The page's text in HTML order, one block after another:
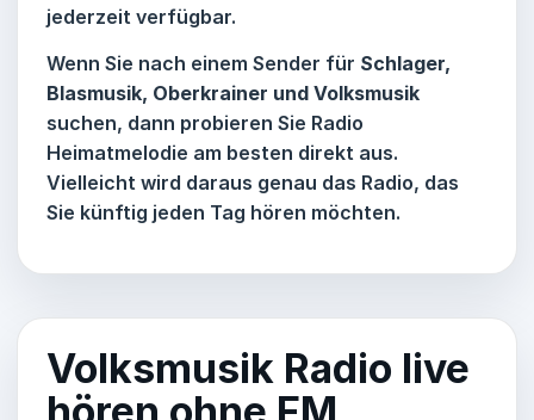
jederzeit verfügbar.
Wenn Sie nach einem Sender für Schlager,
Blasmusik, Oberkrainer und Volksmusik
suchen, dann probieren Sie Radio
Heimatmelodie am besten direkt aus.
Vielleicht wird daraus genau das Radio, das
Sie künftig jeden Tag hören möchten.
Volksmusik Radio live